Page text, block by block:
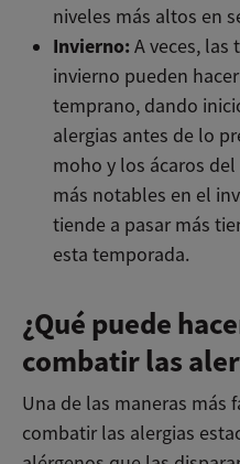
niveles más altos en
Invierno: A veces, las
invierno pueden
temprano, dando
alergias antes de lo
moho y los ácaros
más notables en el
tiende a pasar más
esta temporada.
¿Qué puede
combatir las
Una de las maneras más
combatir las alergias